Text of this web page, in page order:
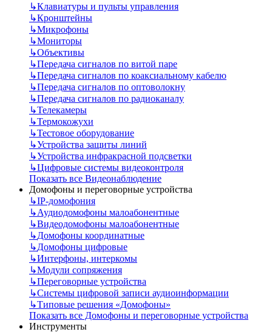
↳Клавиатуры и пульты управления
↳Кронштейны
↳Микрофоны
↳Мониторы
↳Объективы
↳Передача сигналов по витой паре
↳Передача сигналов по коаксиальному кабелю
↳Передача сигналов по оптоволокну
↳Передача сигналов по радиоканалу
↳Телекамеры
↳Термокожухи
↳Тестовое оборудование
↳Устройства защиты линий
↳Устройства инфракрасной подсветки
↳Цифровые системы видеоконтроля
Показать все Видеонаблюдение
Домофоны и переговорные устройства
↳IP-домофония
↳Аудиодомофоны малоабонентные
↳Видеодомофоны малоабонентные
↳Домофоны координатные
↳Домофоны цифровые
↳Интерфоны, интеркомы
↳Модули сопряжения
↳Переговорные устройства
↳Системы цифровой записи аудиоинформации
↳Типовые решения «Домофоны»
Показать все Домофоны и переговорные устройства
Инструменты